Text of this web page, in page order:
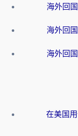
海外回
海外回
海外回